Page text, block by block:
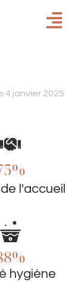
4 janvier 2025
ONGLERIE
l'accueil
hygiène